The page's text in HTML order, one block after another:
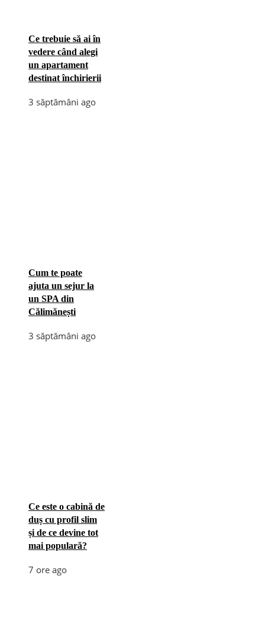
Ce trebuie să ai în
vedere când alegi
un apartament
destinat închirierii
3 săptămâni ago
Cum te poate
ajuta un sejur la
un SPA din
Călimănești
3 săptămâni ago
Ce este o cabină de
duș cu profil slim
și de ce devine tot
mai populară?
7 ore ago